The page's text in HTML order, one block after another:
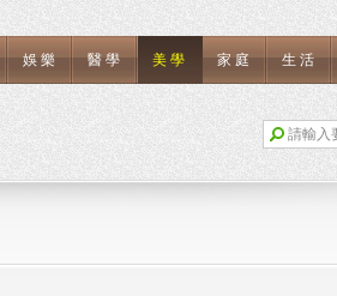
娛樂 醫學 美學 家庭 生活